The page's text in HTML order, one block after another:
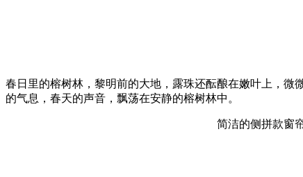
春日里的榕树林，黎明前的大地，露珠还酝酿在嫩叶上，
的气息，春天的声音，飘荡在安静的榕树林中。
简洁的侧拼款窗